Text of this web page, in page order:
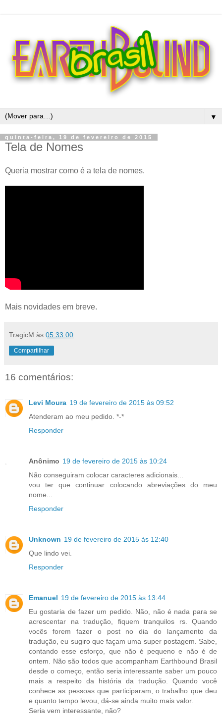
▼
quinta-feira, 19 de fevereiro de 2015
Tela de Nomes
Queria mostrar como é a tela de nomes.
Mais novidades em breve.
TragicM às 05:33:00
Compartilhar
16 comentários:
Levi Moura 19 de fevereiro de 2015 às 09:52
Atenderam ao meu pedido. *-*
Responder
Anônimo 19 de fevereiro de 2015 às 10:24
Não conseguiram colocar caracteres adicionais...
vou ter que continuar colocando abreviações do meu
nome...
Responder
Unknown 19 de fevereiro de 2015 às 12:40
Que lindo vei.
Responder
Emanuel 19 de fevereiro de 2015 às 13:44
Eu gostaria de fazer um pedido. Não, não é nada para se
acrescentar na tradução, fiquem tranquilos rs. Quando
vocês forem fazer o post no dia do lançamento da
tradução, eu sugiro que façam uma super postagem. Sabe,
contando esse esforço, que não é pequeno e não é de
ontem. Não são todos que acompanham Earthbound Brasil
desde o começo, então seria interessante saber um pouco
mais a respeito da história da tradução. Quando você
conhece as pessoas que participaram, o trabalho que deu
e quanto tempo levou, dá-se ainda muito mais valor.
Seria vem interessante, não?